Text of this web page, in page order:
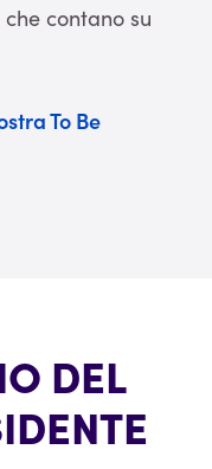
contano su
To Be
DEL